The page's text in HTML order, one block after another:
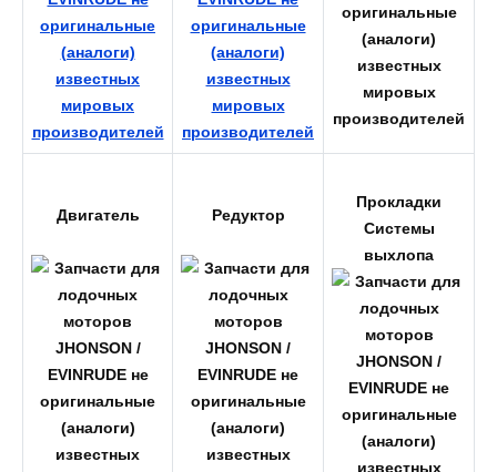
Двигатель Редуктор
Прокладки
Системы
выхлопа